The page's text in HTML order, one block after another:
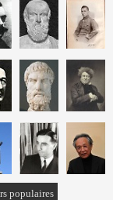
populaires